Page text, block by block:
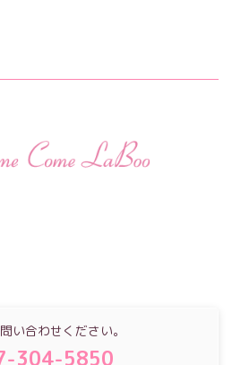
い合わせください。
304-5850